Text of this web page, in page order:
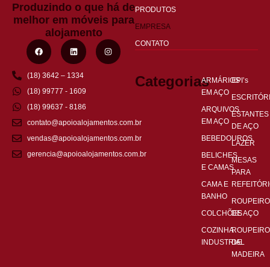
Produzindo o que há de
melhor em móveis para
alojamento
(18) 3642 – 1334
(18) 99777 - 1609
(18) 99637 - 8186
contato@apoioalojamentos.com.br
vendas@apoioalojamentos.com.br
gerencia@apoioalojamentos.com.br
PRODUTOS
EMPRESA
CONTATO
CategoriasARMÁRIOS
EM AÇO
ARQUIVOS
EM AÇO
BEBEDOUROS
BELICHES
E CAMAS
CAMA E
BANHO
COLCHÕES
COZINHA
INDUSTRIAL
EPI’s
ESTANTES
DE AÇO
LAZER
MESAS
PARA
DE AÇO
DE
MADEIRA